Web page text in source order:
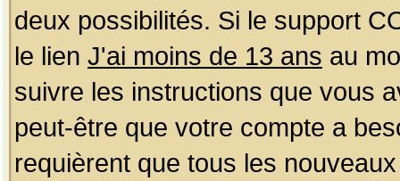
deux possibilités. Si le support
le lien J'ai moins de 13 ans au
suivre les instructions que vous
peut-être que votre compte a
requièrent que tous les